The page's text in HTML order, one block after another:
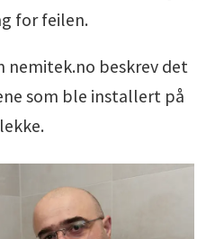
for feilen.
nemitek.no beskrev det
som ble installert på